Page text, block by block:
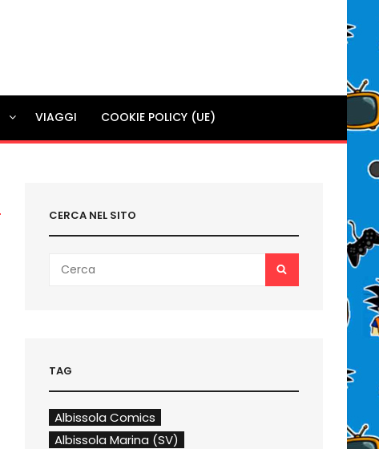
VIAGGI COOKIE POLICY (UE)
CERCA NEL SITO
for:
TAG
Albissola Comics
Albissola Marina (SV)